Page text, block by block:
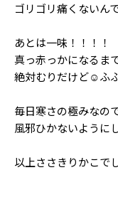
新規会員
ゴリゴリ痛くないん
あとは一味！！！！
真っ赤っかになるま
絶対むりだけど☺️︎ふ
毎日寒さの極みなの
風邪ひかないよう
以上ささきりかこで